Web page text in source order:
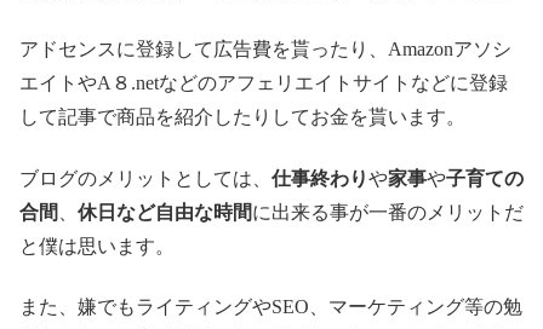
アドセンスに登録して広告費を貰ったり、Amazonアソシ
エイトやA８.netなどのアフェリエイトサイトなどに登録
して記事で商品を紹介したりしてお金を貰います。
ブログのメリットとしては、 仕事終わりや家事や子育ての
合間
休日など自由な時間に出来る事が一番のメリットだ
と僕は思います。
また、嫌でもライティングやSEO、マーケティング等の勉